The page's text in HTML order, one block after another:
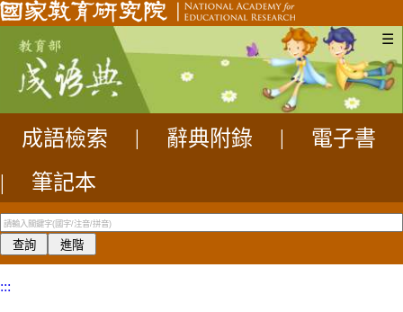
☰
成語檢索 辭典附錄
電子書
|
筆記本
:::